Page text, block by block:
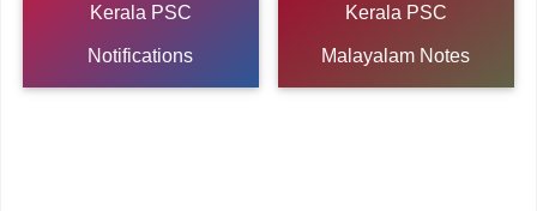
Kerala PSC
Notifications
Kerala PSC
Malayalam Notes